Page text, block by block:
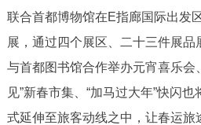
联合首都博物馆在E指廊国际出发
展，通过四个展区、二十三件展
与首都图书馆合作举办元宵喜乐会
见”新春市集、“加马过大年”快闪
式延伸至旅客动线之中，让春运旅